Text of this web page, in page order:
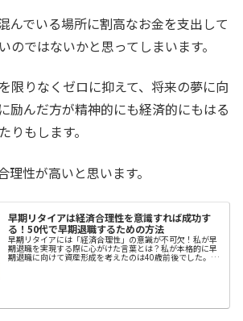
んでいる場所に割高なお金を支出して
のではないかと思ってしまいます。
限りなくゼロに抑えて、将来の夢に向
励んだ方が精神的にも経済的にもはる
りもします。
理性が高いと思います。
早期リタイアは経済合理性を意識すれば成功す
る！50代で早期退職するための方法
早期リタイアには「経済合理性」の意識が不可欠！私が早
期退職を実現する際に心がけた言葉とは？私が本格的に早
期退職に向けて資産形成を考えたのは40歳前後でした。そ
です。経済合理性という言葉には、何事にも利益を優先さ